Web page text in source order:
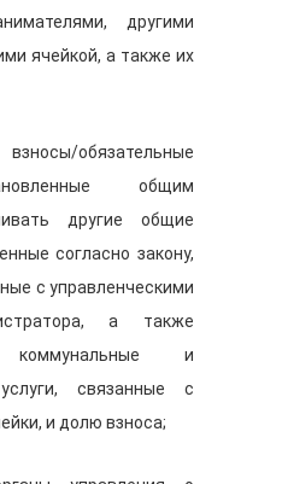
другими
ячейкой, а также их
обязательные
общим
другие общие
согласно закону,
с управленческими
а также
и
связанные с
и долю взноса;